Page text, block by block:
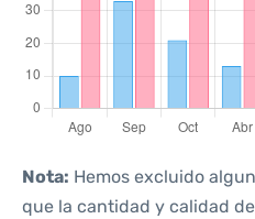
Nota: Hemos excluido
que la cantidad y calidad